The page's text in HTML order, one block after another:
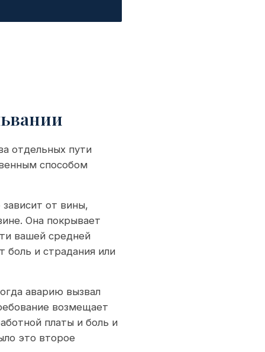
отдельных пути
способом
от вины,
Она покрывает
вашей средней
боль и страдания или
аварию вызвал
возмещает
платы и боль и
это второе